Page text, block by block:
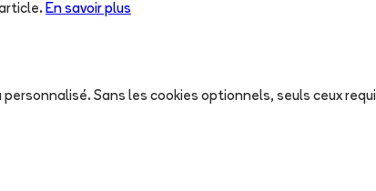
En savoir plus
Sans les cookies optionnels, seuls ceux